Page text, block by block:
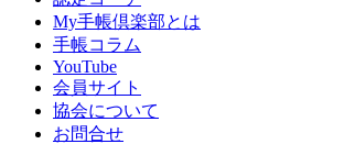
My手帳倶楽部とは
手帳コラム
YouTube
会員サイト
協会について
お問合せ